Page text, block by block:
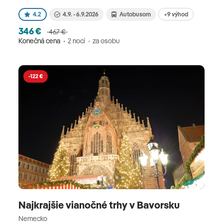
4.2 4.9. - 6.9.2026 Autobusom +9 výhod
346 €
467 €
Konečná cena
2 nocí za osobu
-122 €
Najkrajšie vianočné trhy v Bavorsku
Nemecko